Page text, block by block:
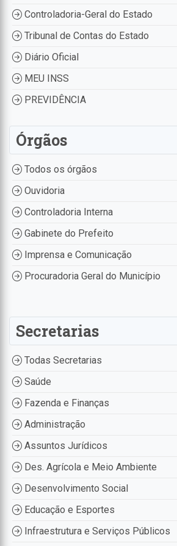
Controladoria-Geral do Estado
Tribunal de Contas do Estado
Diário Oficial
MEU INSS
PREVIDÊNCIA
Órgãos
Todos os órgãos
Ouvidoria
Controladoria Interna
Gabinete do Prefeito
Imprensa e Comunicação
Procuradoria Geral do Município
Secretarias
Todas Secretarias
Saúde
Fazenda e Finanças
Administração
Assuntos Jurídicos
Des. Agrícola e Meio Ambiente
Desenvolvimento Social
Educação e Esportes
Infraestrutura e Serviços Públicos